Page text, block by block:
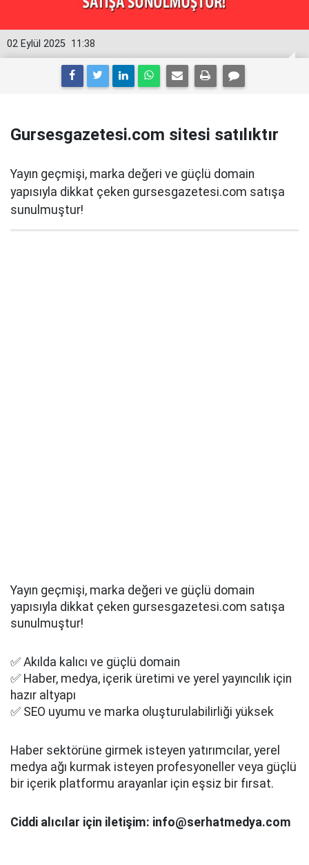
11:38
02 Eylül 2025
Gursesgazetesi.com sitesi satılıktır
Yayın geçmişi, marka değeri ve güçlü domain
yapısıyla dikkat çeken gursesgazetesi.com satışa
sunulmuştur!
Yayın geçmişi, marka değeri ve güçlü domain
yapısıyla dikkat çeken gursesgazetesi.com satışa
sunulmuştur!
✅ Akılda kalıcı ve güçlü domain
✅ Haber, medya, içerik üretimi ve yerel yayıncılık için
hazır altyapı
✅ SEO uyumu ve marka oluşturulabilirliği yüksek
Haber sektörüne girmek isteyen yatırımcılar, yerel
medya ağı kurmak isteyen profesyoneller veya güçlü
bir içerik platformu arayanlar için eşsiz bir fırsat.
Ciddi alıcılar için iletişim: info@serhatmedya.com